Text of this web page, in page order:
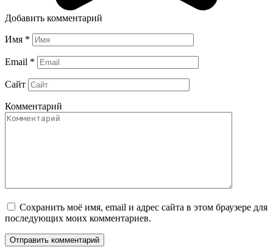
Добавить комментарий
Имя *
Email *
Сайт
Комментарий
Сохранить моё имя, email и адрес сайта в этом браузере для
последующих моих комментариев.